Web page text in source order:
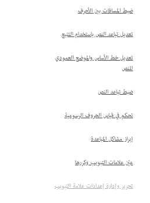
ضبط المسافات بين الأحرف
تعديل تباعد النص باستخدام التتبع
تعديل خط الأساس والموضع العمودي
للنص
ضبط تباعد النص
تحكم في قياس الحروف الرسومية
إبراز مشاكل المباعدة
عيّن علامات التبويب وكررها
تحرير وإدارة إعدادات علامة التبويب